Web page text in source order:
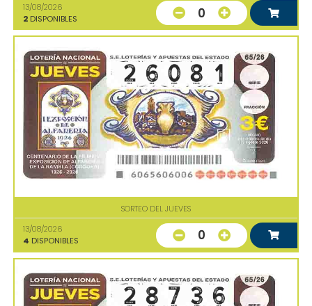
13/08/2026
2 DISPONIBLES 0
SORTEO DEL JUEVES
13/08/2026
4 DISPONIBLES 0